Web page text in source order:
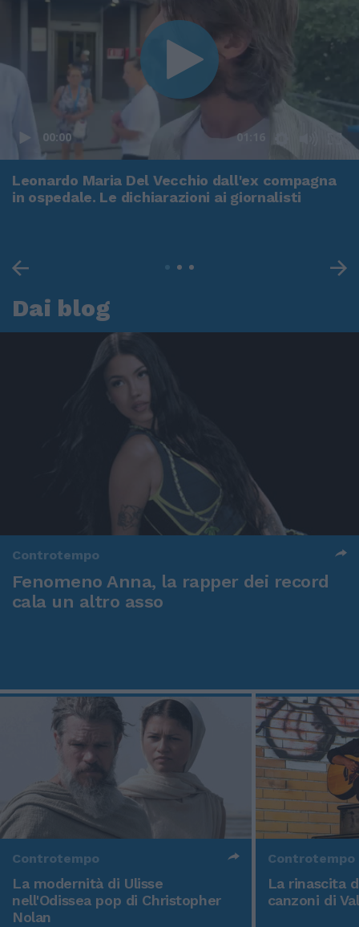
00:00 01:16
Leonardo Maria Del Vecchio dall'ex compagna
in ospedale. Le dichiarazioni ai giornalisti
Dai blog
Controtempo
Fenomeno Anna, la rapper dei record
cala un altro asso
Controtempo
La modernità di Ulisse
nell'Odissea pop di Christopher
Nolan
Controtempo
La rinascita
canzoni di